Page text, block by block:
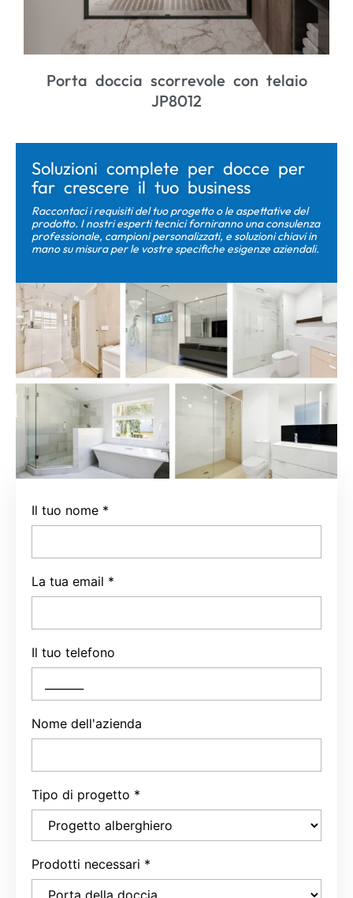
Porta doccia scorrevole con telaio
JP8012
Soluzioni complete per docce per
far crescere il tuo business
Raccontaci i requisiti del tuo progetto o le aspettative del
prodotto. I nostri esperti tecnici forniranno una consulenza
professionale, campioni personalizzati, e soluzioni chiavi in ​​
mano su misura per le vostre specifiche esigenze aziendali.
Il tuo nome *
La tua email *
Il tuo telefono
Nome dell'azienda
Tipo di progetto *
Prodotti necessari *